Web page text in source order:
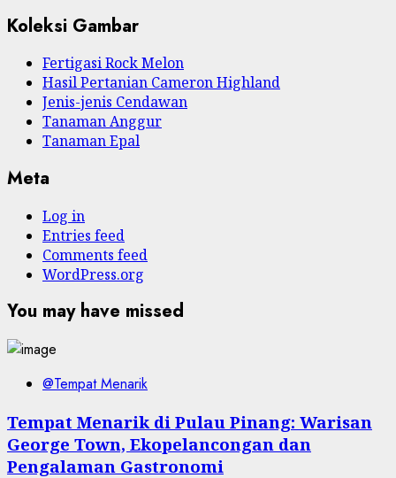
Koleksi Gambar
Fertigasi Rock Melon
Hasil Pertanian Cameron Highland
Jenis-jenis Cendawan
Tanaman Anggur
Tanaman Epal
Meta
Log in
Entries feed
Comments feed
WordPress.org
You may have missed
@Tempat Menarik
Tempat Menarik di Pulau Pinang: Warisan
George Town, Ekopelancongan dan
Pengalaman Gastronomi